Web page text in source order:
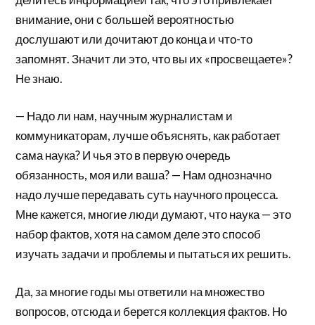
внимание, они с большей вероятностью
дослушают или дочитают до конца и что-то
запомнят. Значит ли это, что вы их «просвещаете»?
Не знаю.
— Надо ли нам, научным журналистам и
коммуникаторам, лучше объяснять, как работает
сама наука? И чья это в первую очередь
обязанность, моя или ваша? — Нам однозначно
надо лучше передавать суть научного процесса.
Мне кажется, многие люди думают, что наука — это
набор фактов, хотя на самом деле это способ
изучать задачи и проблемы и пытаться их решить.
Да, за многие годы мы ответили на множество
вопросов, отсюда и берется коллекция фактов. Но